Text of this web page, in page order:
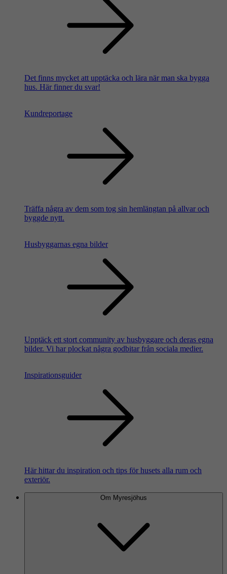
Det finns mycket att upptäcka och lära när man ska bygga
hus. Här finner du svar!
Kundreportage
Träffa några av dem som tog sin hemlängtan på allvar och
byggde nytt.
Husbyggarnas egna bilder
Upptäck ett stort community av husbyggare och deras egna
bilder. Vi har plockat några godbitar från sociala medier.
Inspirationsguider
Här hittar du inspiration och tips för husets alla rum och
exteriör.
Om Myresjöhus